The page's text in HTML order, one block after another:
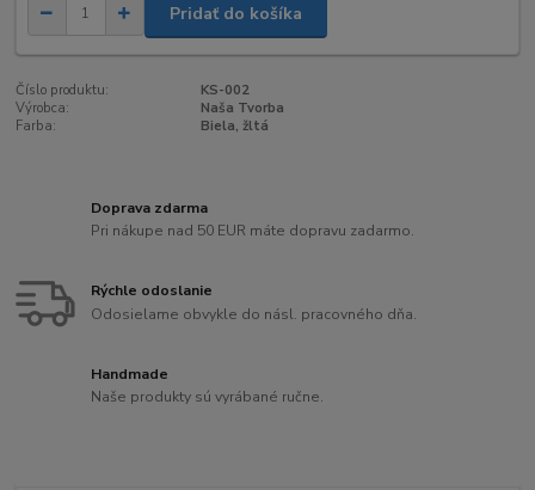
Pridať do košíka
Číslo produktu:
KS-002
Výrobca:
Naša Tvorba
Farba:
Biela, žltá
Doprava zdarma
Pri nákupe nad 50 EUR máte dopravu zadarmo.
Rýchle odoslanie
Odosielame obvykle do násl. pracovného dňa.
Handmade
Naše produkty sú vyrábané ručne.